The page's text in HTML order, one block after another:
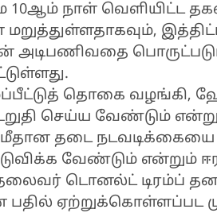
10ஆம் நாள் வெளியிட்ட
மறுத்துள்ளதாகவும்,
அடிபணிவதை
தொகை வழங்கி,
செய்ய வேண்டும்
மீதான தடை நடவடிக்கையை
வேண்டும் என்றும்
டொனல்ட் டிரம்ப்
ஏற்றுக்கொள்ளப்பட